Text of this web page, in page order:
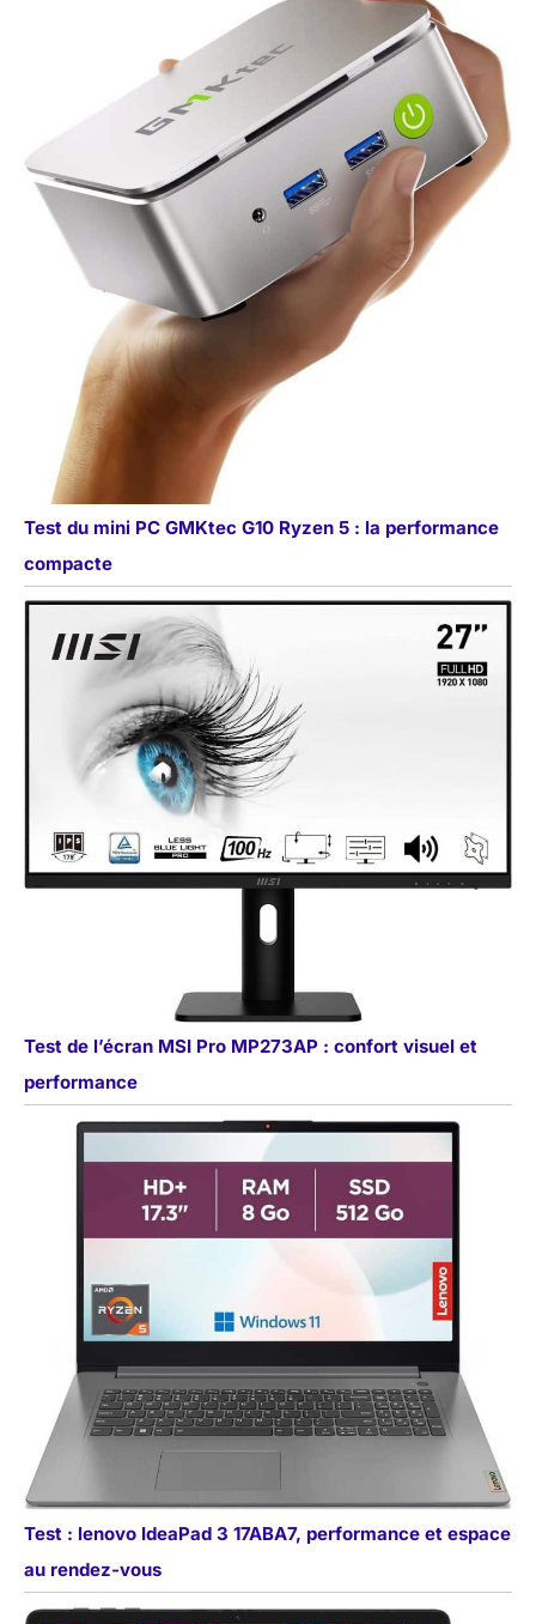
Test du mini PC GMKtec G10 Ryzen 5 : la performance
compacte
Test de l’écran MSI Pro MP273AP : confort visuel et
performance
Test : lenovo IdeaPad 3 17ABA7, performance et espace
au rendez-vous